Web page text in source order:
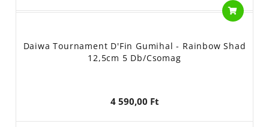
Daiwa Tournament D'Fin Gumihal - Rainbow Shad
12,5cm 5 Db/csomag
4 590,00 Ft